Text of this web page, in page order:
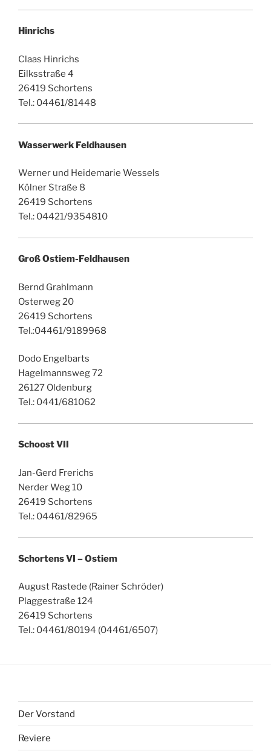
Hinrichs
Claas Hinrichs
Eilksstraße 4
26419 Schortens
Tel.: 04461/81448
Wasserwerk Feldhausen
Werner und Heidemarie Wessels
Kölner Straße 8
26419 Schortens
Tel.: 04421/9354810
Groß Ostiem-Feldhausen
Bernd Grahlmann
Osterweg 20
26419 Schortens
Tel.:04461/9189968
Dodo Engelbarts
Hagelmannsweg 72
26127 Oldenburg
Tel.: 0441/681062
Schoost VII
Jan-Gerd Frerichs
Nerder Weg 10
26419 Schortens
Tel.: 04461/82965
Schortens VI – Ostiem
August Rastede (Rainer Schröder)
Plaggestraße 124
26419 Schortens
Tel.: 04461/80194 (04461/6507)
Der Vorstand
Reviere